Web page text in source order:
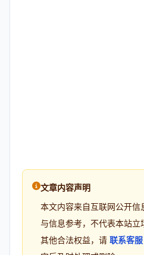
文章内容声明
本文内容来自互联网公开
与信息参考，不代表本站
其他合法权益，请 联系客服